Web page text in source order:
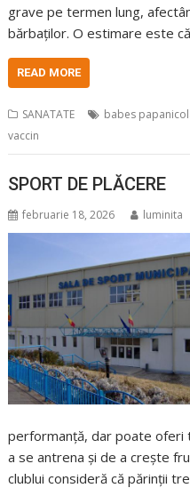
grave pe termen lung,
bărbaților. O estimare este
READ MORE
SANATATE babes
vaccin
SPORT DE PLĂCERE
februarie 18, 2026 luminita
performanță, dar poate
a se antrena și de a crește
clublui consideră că părinții